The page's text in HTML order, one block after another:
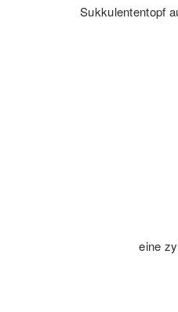
Sukkulententopf
eine